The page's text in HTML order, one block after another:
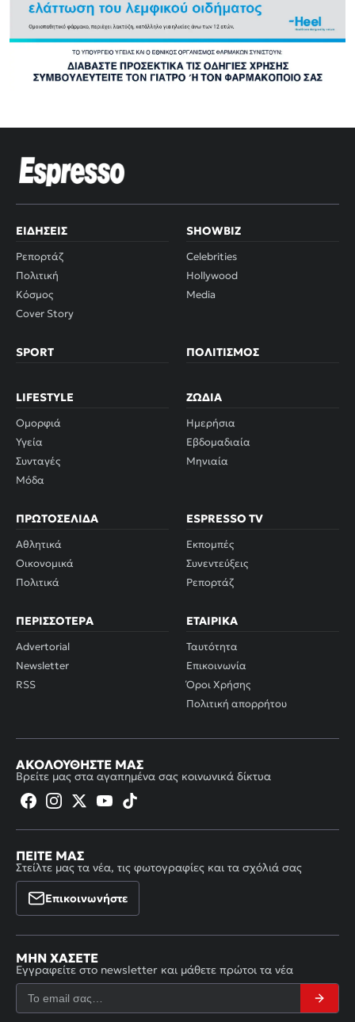
ΕΙΔΉΣΕΙΣ
Ρεπορτάζ
Πολιτική
Κόσμος
Cover Story
SHOWBIZ
Celebrities
Hollywood
Media
SPORT ΠΟΛΙΤΙΣΜΌΣ
LIFESTYLE
Ομορφιά
Υγεία
Συνταγές
Μόδα
ΖΏΔΙΑ
Ημερήσια
Εβδομαδιαία
Μηνιαία
ΠΡΩΤΟΣΈΛΙΔΑ
Αθλητικά
Οικονομικά
Πολιτικά
ESPRESSO TV
Εκπομπές
Συνεντεύξεις
Ρεπορτάζ
ΠΕΡΙΣΣΌΤΕΡΑ
Advertorial
Newsletter
RSS
ΕΤΑΙΡΙΚΆ
Ταυτότητα
Επικοινωνία
Όροι Χρήσης
Πολιτική απορρήτου
ΑΚΟΛΟΥΘΉΣΤΕ ΜΑΣ
Βρείτε μας στα αγαπημένα σας κοινωνικά δίκτυα
ΠΕΊΤΕ ΜΑΣ
Στείλτε μας τα νέα, τις φωτογραφίες και τα σχόλιά σας
Επικοινωνήστε
ΜΗΝ ΧΆΣΕΤΕ
Εγγραφείτε στο newsletter και μάθετε πρώτοι τα νέα